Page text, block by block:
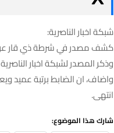
شبكة اخبار الناصرية:
كشف مصدر في شرطة ذي قار عن
وذكر المصدر لشبكة اخبار
واضاف، ان الضابط برتبة عميد
انتهى.
شارك هذا الموضوع: